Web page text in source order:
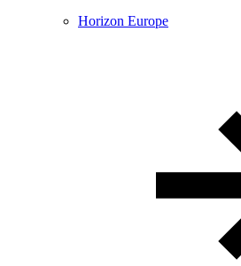
Horizon Europe